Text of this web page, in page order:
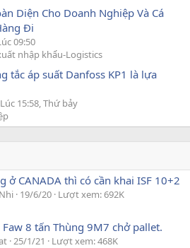
Diện Cho Doanh Nghiệp Và Cá
Đi
09:50
nhập khẩu-Logistics
tắc áp suất Danfoss KP1 là lựa
Lúc 15:58, Thứ bảy
ở CANADA thì có cần khai ISF 10+2
19/6/20 Lượt xem: 692K
Faw 8 tấn Thùng 9M7 chở pallet.
25/1/21
Lượt xem: 468K